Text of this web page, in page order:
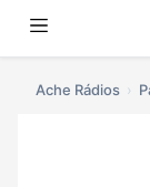
Ache Rádios